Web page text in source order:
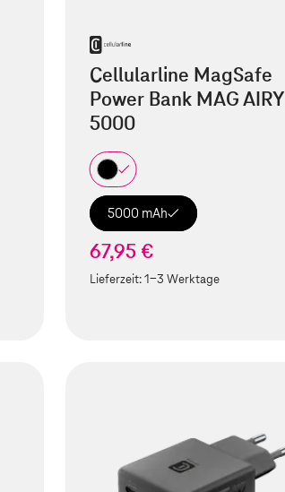
Cellularline MagSafe
Power Bank MAG AIRY
5000
5000 mAh
67,95 €
Lieferzeit:1-3 Werktage